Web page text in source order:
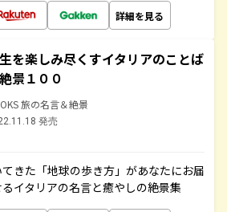
詳細を見る
を楽しみ尽くすイタリアのことば
景１００
旅の名言＆絶景
発売
きた「地球の歩き方」があなたにお届
イタリアの名言と癒やしの絶景集